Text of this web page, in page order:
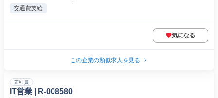
交通費支給
気になる
この企業の類似求人を見る
正社員
IT営業 | R-008580